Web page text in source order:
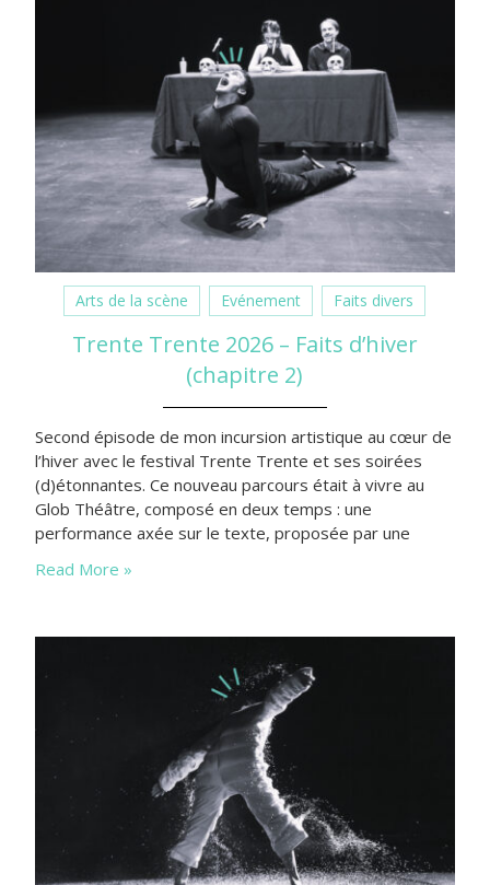
Arts de la scène Evénement Faits divers
Trente Trente 2026 – Faits d’hiver
(chapitre 2)
Second épisode de mon incursion artistique au cœur de
l’hiver avec le festival Trente Trente et ses soirées
(d)étonnantes. Ce nouveau parcours était à vivre au
Glob Théâtre, composé en deux temps : une
performance axée sur le texte, proposée par une
théâtre-humour assuré par un trio
Read More »